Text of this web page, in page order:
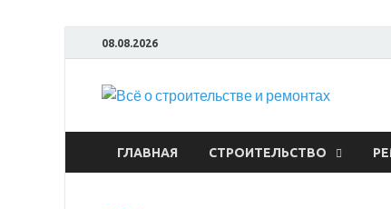
08.08.2026
ГЛАВНАЯ СТРОИТЕЛЬСТВО